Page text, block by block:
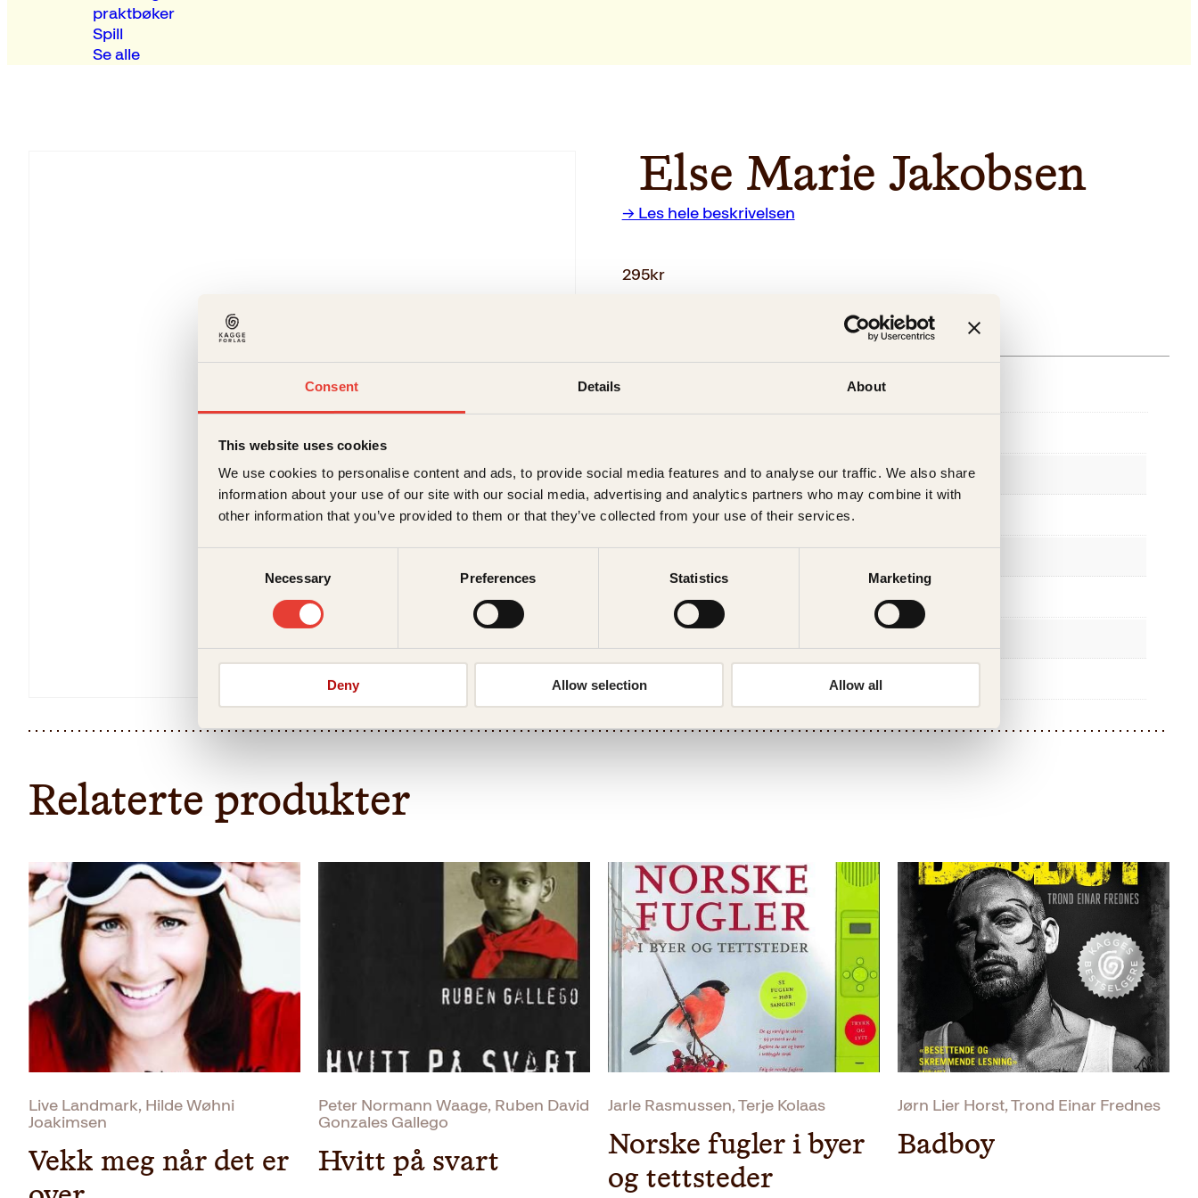
Consent Details About
This website uses cookies
We use cookies to personalise content and ads, to provide social media features and to analyse our traffic. We also share
information about your use of our site with our social media, advertising and analytics partners who may combine it with
other information that you’ve provided to them or that they’ve collected from your use of their services.
Necessary Preferences Statistics Marketing
Deny Allow selection Allow all
praktbøker
Spill
Se alle
Else Marie Jakobsen
→ Les hele beskrivelsen
295kr
Ikke tilgjengelig (årsak uspesifisert)
Ekstra detaljer
Målgruppe Voksen
Språk nob
Utgivelsesår
Faglitteratur
Relaterte produkter
Live Landmark, Hilde Wøhni
Joakimsen
Vekk meg når det er
Peter Normann Waage, Ruben David
Gonzales Gallego
Hvitt på svart
Jarle Rasmussen, Terje Kolaas
Norske fugler i byer
og tettsteder
Jørn Lier Horst, Trond Einar Frednes
Badboy